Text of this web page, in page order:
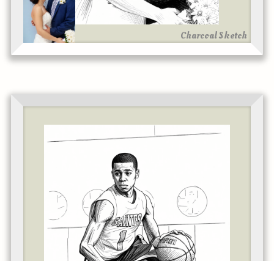
Charcoal Sketch